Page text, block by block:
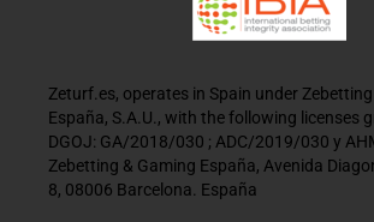
Zeturf.es, operates in Spain under
España, S.A.U., with the following licenses
DGOJ: GA/2018/030 ; ADC/2019/030 y
Zebetting & Gaming España, Avenida
8, 08006 Barcelona. España